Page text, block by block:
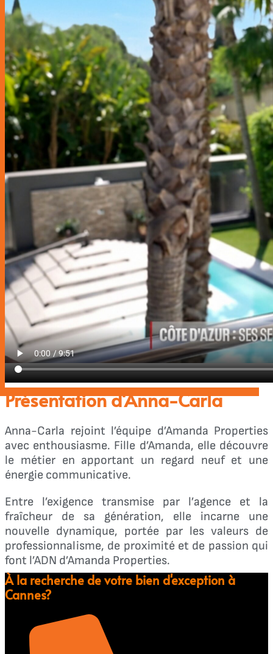
Présentation d'Anna-Carla
Anna-Carla rejoint l’équipe d’Amanda Properties
avec enthousiasme. Fille d’Amanda, elle découvre
le métier en apportant un regard neuf et une
énergie communicative.
Entre l’exigence transmise par l’agence et la
fraîcheur de sa génération, elle incarne une
nouvelle dynamique, portée par les valeurs de
professionnalisme, de proximité et de passion qui
font l’ADN d’Amanda Properties.
À la recherche de votre bien d'exception à
Cannes?